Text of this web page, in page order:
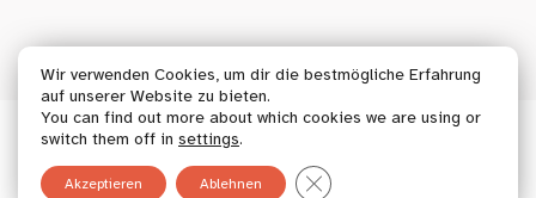
© 2026 Tous droits réservés.
Wir verwenden Cookies, um dir die bestmögliche Erfahrung
auf unserer Website zu bieten.
You can find out more about which cookies we are using or
switch them off in settings.
Akzeptieren Ablehnen GDPR Cookie-Banner